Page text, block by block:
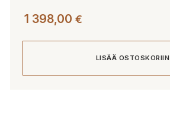
1 398,00 €
LISÄÄ OSTOSKORIIN